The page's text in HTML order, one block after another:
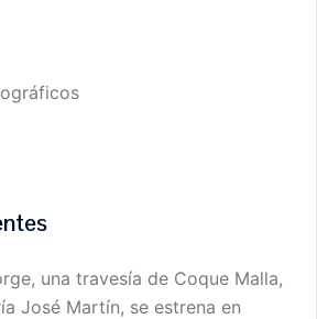
una travesía de Coque Malla,
José Martín, se estrena en